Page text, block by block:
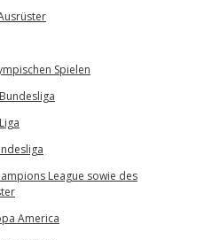
Spielen
League sowie des
America